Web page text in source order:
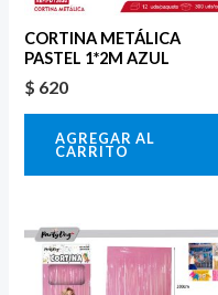
CORTINA METÁLICA
PASTEL 1*2M AZUL
$ 620
AGREGAR AL
CARRITO